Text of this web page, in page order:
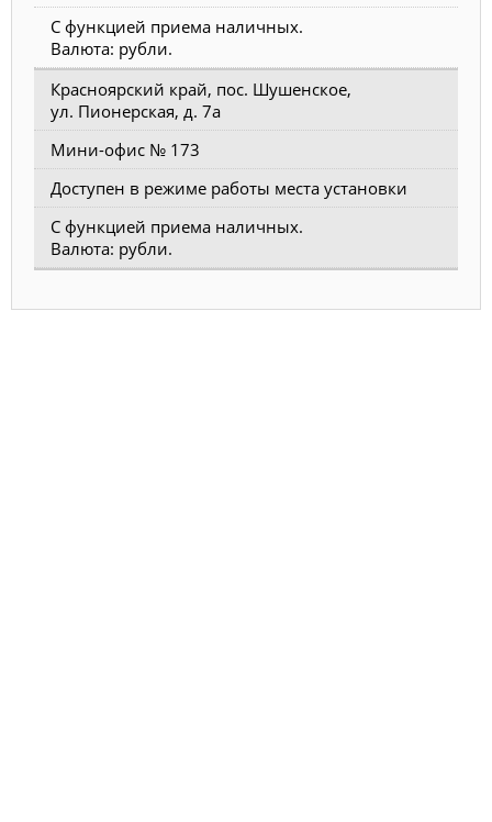
С функцией приема наличных.
Валюта: рубли.
Красноярский край, пос. Шушенское,
ул. Пионерская, д. 7а
Мини-офис № 173
Доступен в режиме работы места установки
С функцией приема наличных.
Валюта: рубли.